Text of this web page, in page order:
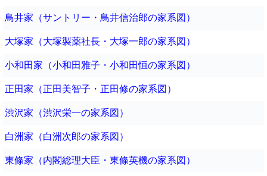
鳥井家（サントリー・鳥井信治郎の家系図）
大塚家（大塚製薬社長・大塚一郎の家系図）
小和田家（小和田雅子・小和田恒の家系図）
正田家（正田美智子・正田修の家系図）
渋沢家（渋沢栄一の家系図）
白洲家（白洲次郎の家系図）
東條家（内閣総理大臣・東條英機の家系図）